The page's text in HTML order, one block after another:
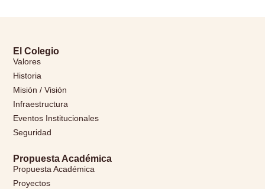
El Colegio
Valores
Historia
Misión / Visión
Infraestructura
Eventos Institucionales
Seguridad
Propuesta Académica
Propuesta Académica
Proyectos